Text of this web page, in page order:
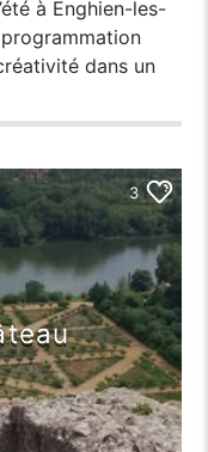
à Enghien-les-
programmation
dans un
3